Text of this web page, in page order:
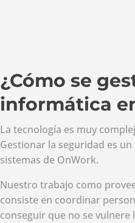
¿Cómo se
informática
La tecnología es muy
Gestionar la seguridad es
sistemas de OnWork.
Nuestro trabajo como
consiste en coordinar
conseguir que no se